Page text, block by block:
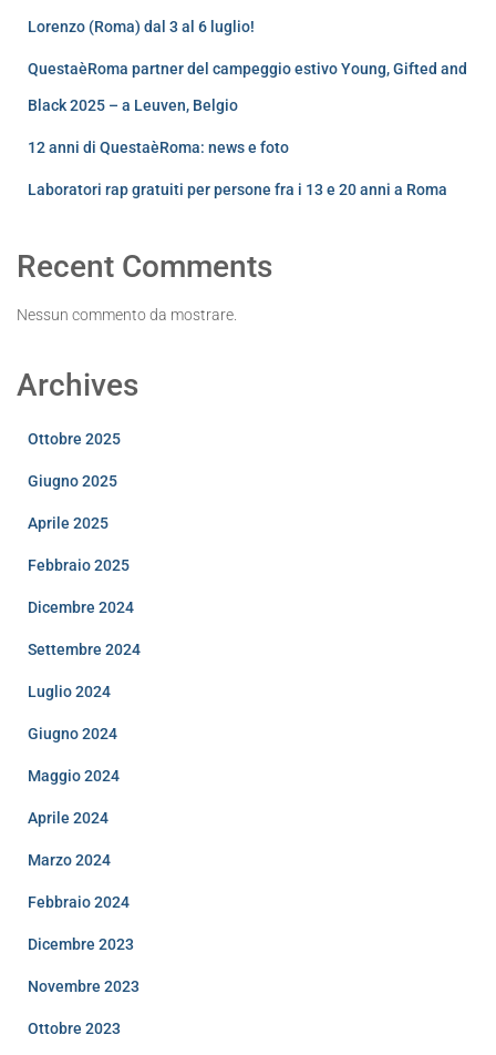
Lorenzo (Roma) dal 3 al 6 luglio!
QuestaèRoma partner del campeggio estivo Young, Gifted and
Black 2025 – a Leuven, Belgio
12 anni di QuestaèRoma: news e foto
Laboratori rap gratuiti per persone fra i 13 e 20 anni a Roma
Recent Comments
Nessun commento da mostrare.
Archives
Ottobre 2025
Giugno 2025
Aprile 2025
Febbraio 2025
Dicembre 2024
Settembre 2024
Luglio 2024
Giugno 2024
Maggio 2024
Aprile 2024
Marzo 2024
Febbraio 2024
Dicembre 2023
Novembre 2023
Ottobre 2023